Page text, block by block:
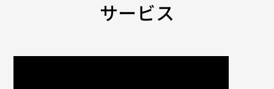
サービス